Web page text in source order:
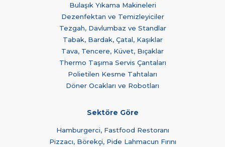
Bulaşık Yıkama Makineleri
Dezenfektan ve Temizleyiciler
Tezgah, Davlumbaz ve Standlar
Tabak, Bardak, Çatal, Kaşıklar
Tava, Tencere, Küvet, Bıçaklar
Thermo Taşıma Servis Çantaları
Polietilen Kesme Tahtaları
Döner Ocakları ve Robotları
Sektöre Göre
Hamburgerci, Fastfood Restoranı
Pizzacı, Börekçi, Pide Lahmacun Fırını